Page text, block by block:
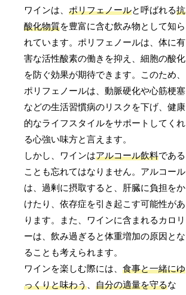
ワインは、ポリフェノールと呼ばれる抗
酸化物質を豊富に含む飲み物として知ら
れています。ポリフェノールは、体に有
害な活性酸素の働きを抑え、細胞の酸化
を防ぐ効果が期待できます。このため、
ポリフェノールは、動脈硬化や心筋梗塞
などの生活習慣病のリスクを下げ、健康
的なライフスタイルをサポートしてくれ
る心強い味方と言えます。
しかし、ワインはアルコール飲料である
ことも忘れてはなりません。アルコール
は、過剰に摂取すると、肝臓に負担をか
けたり、依存症を引き起こす可能性があ
ります。また、ワインに含まれるカロリ
ーは、飲み過ぎると体重増加の原因とな
ることも考えられます。
ワインを楽しむ際には、食事と一緒にゆ
っくりと味わう 、自分の適量を守るな